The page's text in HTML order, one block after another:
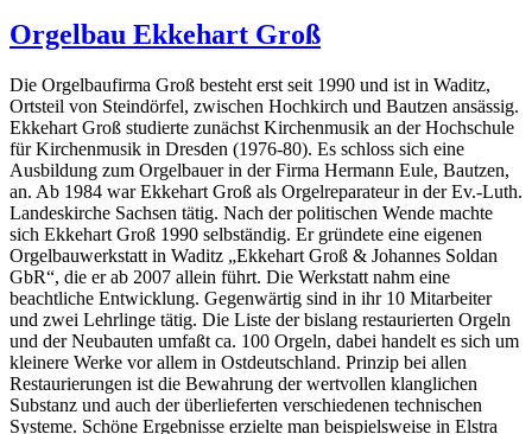
Orgelbau Ekkehart Groß
Die Orgelbaufirma Groß besteht erst seit 1990 und ist in Waditz,
Ortsteil von Steindörfel, zwischen Hochkirch und Bautzen ansässig.
Ekkehart Groß studierte zunächst Kirchenmusik an der Hochschule
für Kirchenmusik in Dresden (1976-80). Es schloss sich eine
Ausbildung zum Orgelbauer in der Firma Hermann Eule, Bautzen,
an. Ab 1984 war Ekkehart Groß als Orgelreparateur in der Ev.-Luth.
Landeskirche Sachsen tätig. Nach der politischen Wende machte
sich Ekkehart Groß 1990 selbständig. Er gründete eine eigenen
Orgelbauwerkstatt in Waditz „Ekkehart Groß & Johannes Soldan
GbR“, die er ab 2007 allein führt. Die Werkstatt nahm eine
beachtliche Entwicklung. Gegenwärtig sind in ihr 10 Mitarbeiter
und zwei Lehrlinge tätig. Die Liste der bislang restaurierten Orgeln
und der Neubauten umfaßt ca. 100 Orgeln, dabei handelt es sich um
kleinere Werke vor allem in Ostdeutschland. Prinzip bei allen
Restaurierungen ist die Bewahrung der wertvollen klanglichen
Substanz und auch der überlieferten verschiedenen technischen
Systeme. Schöne Ergebnisse erzielte man beispielsweise in Elstra